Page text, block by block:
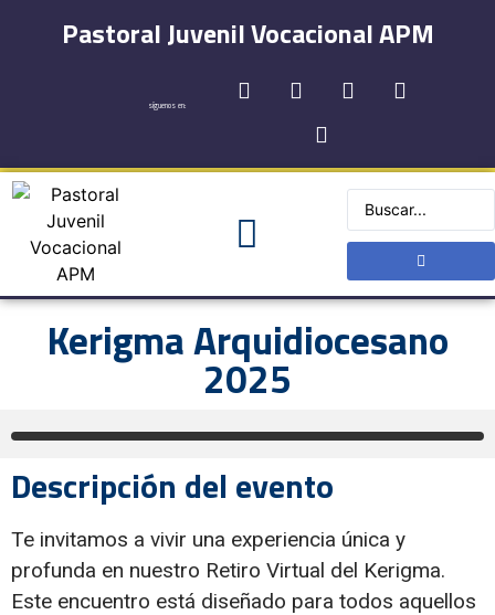
Pastoral Juvenil Vocacional APM
síguenos en:
Kerigma Arquidiocesano
2025
Descripción del evento
Te invitamos a vivir una experiencia única y
profunda en nuestro Retiro Virtual del Kerigma.
Este encuentro está diseñado para todos aquellos